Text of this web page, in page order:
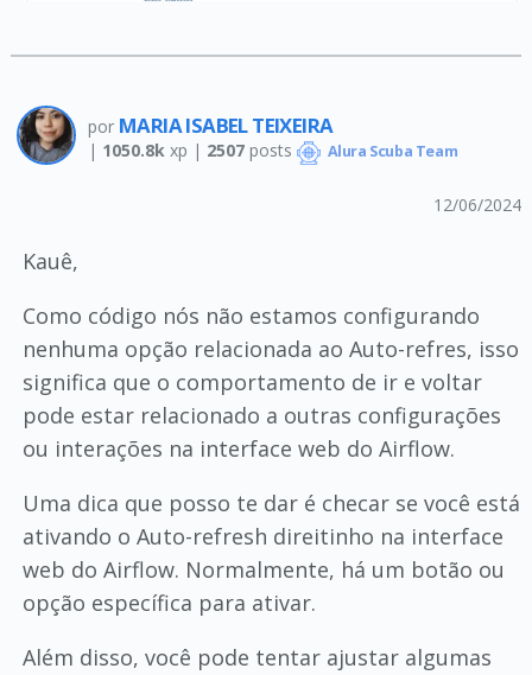
por MARIA ISABEL TEIXEIRA
| 1050.8kxp | 2507posts Alura Scuba Team
12/06/2024
Kauê,
Como código nós não estamos configurando
nenhuma opção relacionada ao Auto-refres, isso
significa que o comportamento de ir e voltar
pode estar relacionado a outras configurações
ou interações na interface web do Airflow.
Uma dica que posso te dar é checar se você está
ativando o Auto-refresh direitinho na interface
web do Airflow. Normalmente, há um botão ou
opção específica para ativar.
Além disso, você pode tentar ajustar algumas